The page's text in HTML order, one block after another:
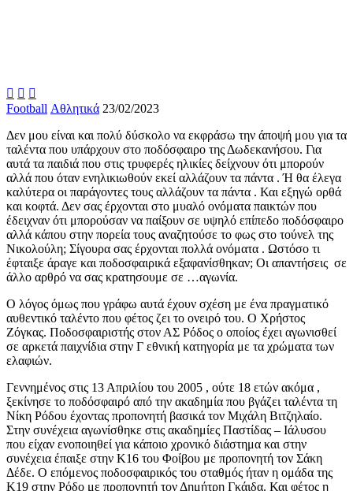
  
Football Αθλητικά 23/02/2023
Δεν μου είναι και πολύ δύσκολο να εκφράσω την άποψή μου για τα
ταλέντα που υπάρχουν στο ποδόσφαιρο της Δωδεκανήσου. Για
αυτά τα παιδιά που στις τρυφερές ηλικίες δείχνουν ότι μπορούν
αλλά που όταν ενηλικιωθούν εκεί αλλάζουν τα πάντα . Ή θα έλεγα
καλύτερα οι παράγοντες τους αλλάζουν τα πάντα . Και εξηγώ ορθά
και κοφτά. Δεν σας έρχονται στο μυαλό ονόματα παικτών που
έδειχναν ότι μπορούσαν να παίξουν σε υψηλό επίπεδο ποδόσφαιρο
αλλά κάπου στην πορεία τους αναζητούσε το φως στο τούνελ της
Νικολούλη; Σίγουρα σας έρχονται πολλά ονόματα . Ωστόσο τι
έφταιξε άραγε και ποδοσφαιρικά εξαφανίσθηκαν; Οι απαντήσεις σε
άλλο αρθρό να σας κρατησουμε σε …αγωνία.
Ο λόγος όμως που γράφω αυτά έχουν σχέση με ένα πραγματικό
αυθεντικό ταλέντο που φέτος ζει το ονειρό του. Ο Χρήστος
Ζόγκας. Ποδοσφαιριστής στον ΑΣ Ρόδος ο οποίος έχει αγωνισθεί
σε αρκετά παιχνίδια στην Γ εθνική κατηγορία με τα χρώματα των
ελαφιών.
Γεννημένος στις 13 Απριλίου του 2005 , ούτε 18 ετών ακόμα ,
ξεκίνησε το ποδόσφαιρό από την ακαδημία που βγάζει ταλέντα τη
Νίκη Ρόδου έχοντας προπονητή βασικά τον Μιχάλη Βιτζηλαίο.
Στην συνέχεια αγωνίσθηκε στις ακαδημίες Παστίδας – Ιάλυσου
που είχαν ενοποιηθεί για κάποιο χρονικό διάστημα και στην
συνέχεια έπαιξε στην Κ16 του Φοίβου με προπονητή τον Σάκη
Δέδε. Ο επόμενος ποδοσφαιρικός του σταθμός ήταν η ομάδα της
Κ19 στην Ρόδο με προπονητή τον Δημήτρη Γκάιδα. Και φέτος η